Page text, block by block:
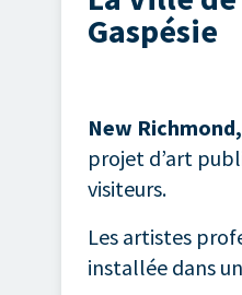
Gaspésie
New
projet d’art
visiteurs.
Les artistes
installée dans